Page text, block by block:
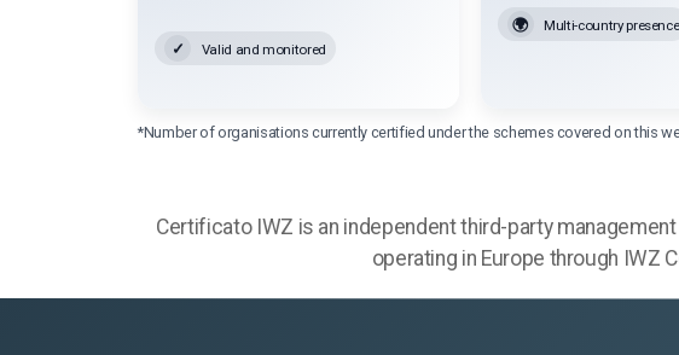
✓ Valid and monitored
🌍 Multi-country presence
*Number of organisations currently certified under the schemes covered on this
Certificato IWZ is an independent third-party
operating in Europe through IWZ